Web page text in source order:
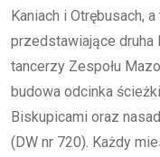
Kaniach i Otrębusach,
przedstawiające
tancerzy Zespołu
budowa odcinka
Biskupicami oraz
(DW nr 720). Każdy